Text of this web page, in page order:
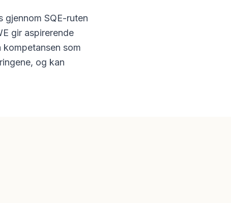
gjennom SQE-ruten
gir aspirerende
som
og kan